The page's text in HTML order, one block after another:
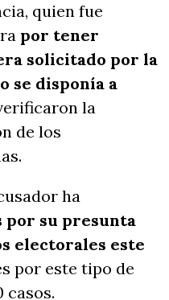
quien fue
por tener
solicitado por la
se disponía a
la
de los
ha
por su presunta
electorales este
por este tipo de
casos.